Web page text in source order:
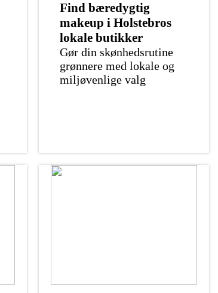
Find bæredygtig
makeup i Holstebros
lokale butikker
Gør din skønhedsrutine
grønnere med lokale og
miljøvenlige valg